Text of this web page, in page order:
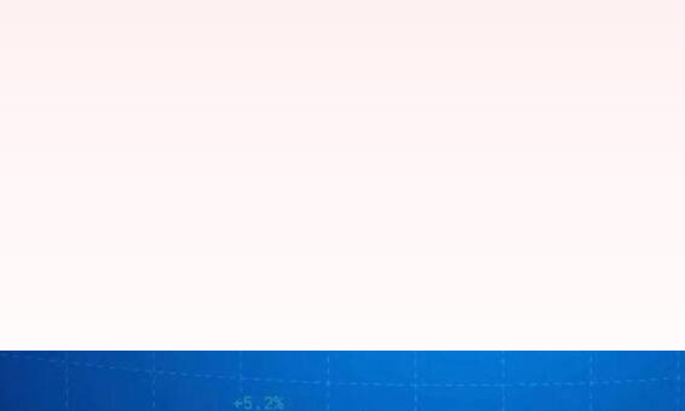
Upcoming IPOs: జనవరి 4వ వారంలో ఐపీఓల